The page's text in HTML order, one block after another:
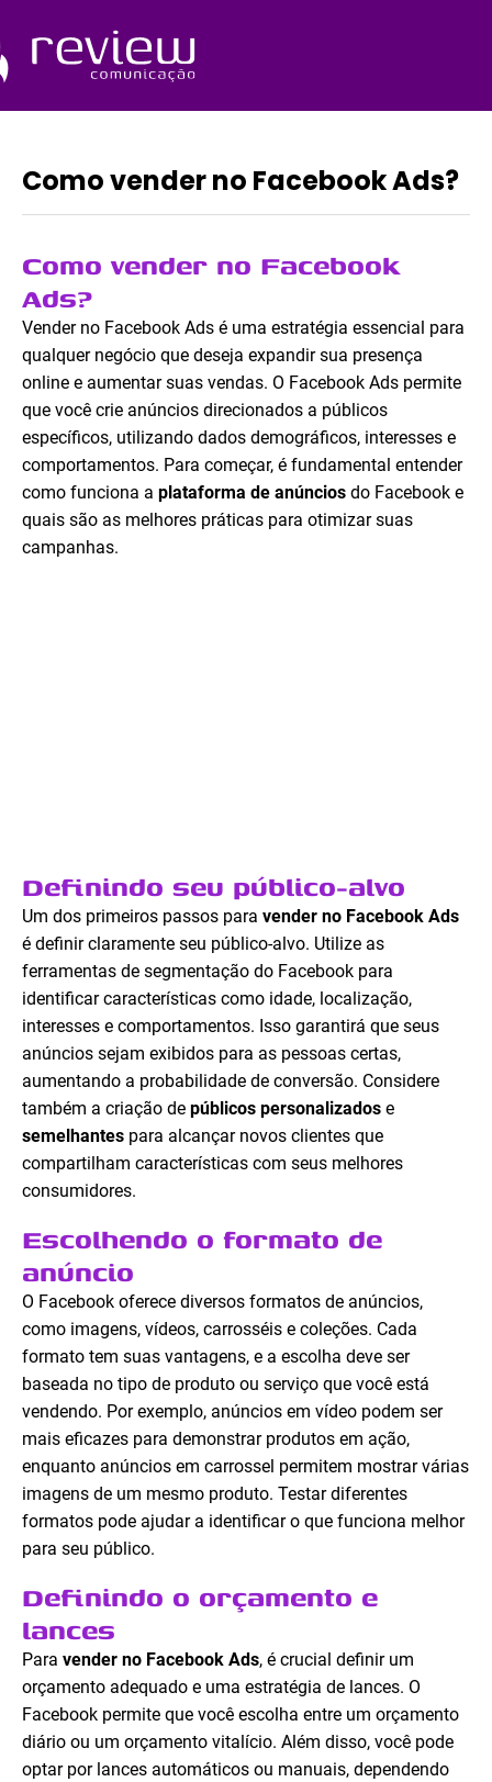
o
conteúdo
Como vender no Facebook Ads?
Como vender no Facebook
Ads?
Vender no Facebook Ads é uma estratégia essencial para
qualquer negócio que deseja expandir sua presença
online e aumentar suas vendas. O Facebook Ads permite
que você crie anúncios direcionados a públicos
específicos, utilizando dados demográficos, interesses e
comportamentos. Para começar, é fundamental entender
como funciona a plataforma de anúncios do Facebook e
quais são as melhores práticas para otimizar suas
campanhas.
Definindo seu público-alvo
Um dos primeiros passos para vender no Facebook Ads
é definir claramente seu público-alvo. Utilize as
ferramentas de segmentação do Facebook para
identificar características como idade, localização,
interesses e comportamentos. Isso garantirá que seus
anúncios sejam exibidos para as pessoas certas,
aumentando a probabilidade de conversão. Considere
também a criação de públicos personalizados e
semelhantes para alcançar novos clientes que
compartilham características com seus melhores
consumidores.
Escolhendo o formato de
anúncio
O Facebook oferece diversos formatos de anúncios,
como imagens, vídeos, carrosséis e coleções. Cada
formato tem suas vantagens, e a escolha deve ser
baseada no tipo de produto ou serviço que você está
vendendo. Por exemplo, anúncios em vídeo podem ser
mais eficazes para demonstrar produtos em ação,
enquanto anúncios em carrossel permitem mostrar várias
imagens de um mesmo produto. Testar diferentes
formatos pode ajudar a identificar o que funciona melhor
para seu público.
Definindo o orçamento e
lances
Para vender no Facebook Ads, é crucial definir um
orçamento adequado e uma estratégia de lances. O
Facebook permite que você escolha entre um orçamento
diário ou um orçamento vitalício. Além disso, você pode
optar por lances automáticos ou manuais, dependendo